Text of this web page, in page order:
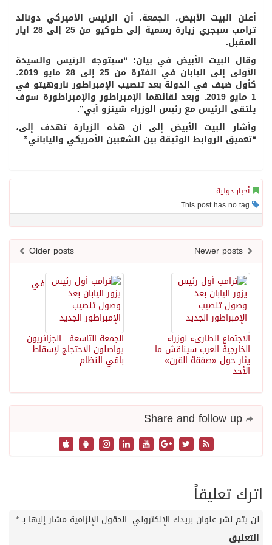
أعلن البيت الأبيض، الجمعة، أن الرئيس الأميركي دونالد
ترامب سيجري زيارة رسمية إلى طوكيو من 25 إلى 28 ايار
المقبل.
وقال البيت الأبيض في بيان: “سيتوجه الرئيس والسيدة
الأولى إلى اليابان في الفترة من 25 إلى 28 مايو 2019،
كأول ضيف في الدولة بعد تنصيب الإمبراطور ناروهيتو في
1 مايو 2019. وبعد لقائهما الإمبراطور والإمبراطورة سوف
يلتقى الرئيس مع رئيس الوزراء شينزو آبي”.
وأشار البيت الأبيض إلى أن هذه الزيارة تهدف إلى،
“تعميق الروابط الوثيقة بين الشعبين الأمريكي والياباني”
أخبار دولية
Older posts
في
الجمعة التاسعة.. الجزائريون
يواصلون الاحتجاج لإسقاط
باقي النظام
الاجتماع الطارىء لوزراء
الخارجية العرب سيناقش ما
يثار حول «صفقة القرن»..
الأحد
اترك تعليقاً
لن يتم نشر عنوان بريدك الإلكتروني. الحقول الإلزامية مشار إليها بـ*
التعليق